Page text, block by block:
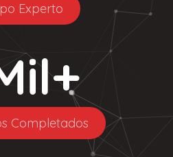
Experto
Completados